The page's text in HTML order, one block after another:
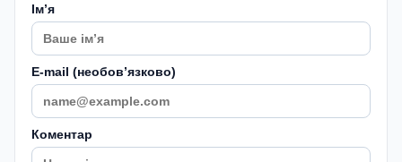
Імʼя
E-mail (необовʼязково)
Коментар